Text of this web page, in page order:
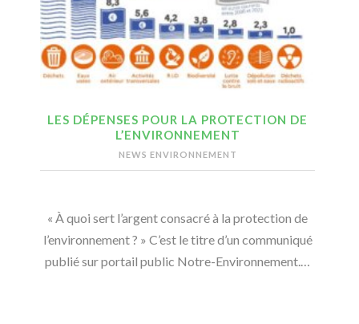
LES DÉPENSES POUR LA PROTECTION DE
L’ENVIRONNEMENT
NEWS ENVIRONNEMENT
« À quoi sert l’argent consacré à la protection de
l’environnement ? » C’est le titre d’un communiqué
publié sur portail public Notre-Environnement.…